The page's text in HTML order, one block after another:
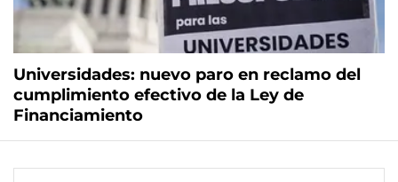
Universidades: nuevo paro en reclamo del
cumplimiento efectivo de la Ley de
Financiamiento